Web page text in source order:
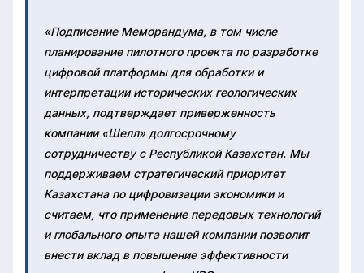
«Подписание Меморандума, в том числе
планирование пилотного проекта по разработке
цифровой платформы для обработки и
интерпретации исторических геологических
данных, подтверждает приверженность
компании «Шелл» долгосрочному
сотрудничеству с Республикой Казахстан. Мы
поддерживаем стратегический приоритет
Казахстана по цифровизации экономики и
считаем, что применение передовых технологий
и глобального опыта нашей компании позволит
внести вклад в повышение эффективности